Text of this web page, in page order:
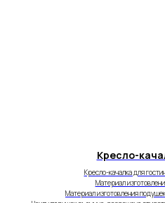
Кресло-
Кресло-качалка для
Материал
Материал изготовления